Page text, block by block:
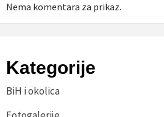
Nema komentara za prikaz.
Kategorije
BiH i okolica